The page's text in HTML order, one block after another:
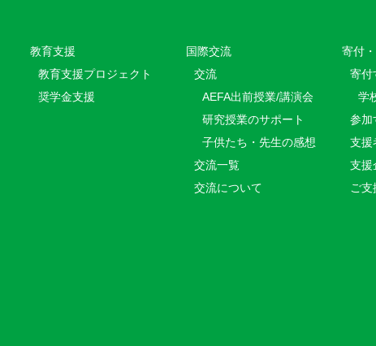
教育⽀援
教育⽀援プロジェクト
奨学金支援
国際交流
交流
AEFA出前授業/講演会
研究授業のサポート
子供たち・先生の感想
交流一覧
交流について
寄付
寄付
学
参加
支援
支援
ご